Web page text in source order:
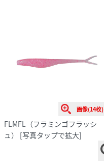
画像(14枚)
FLMFL（フラミンゴフラッシ
ュ）
[写真タップで拡大]